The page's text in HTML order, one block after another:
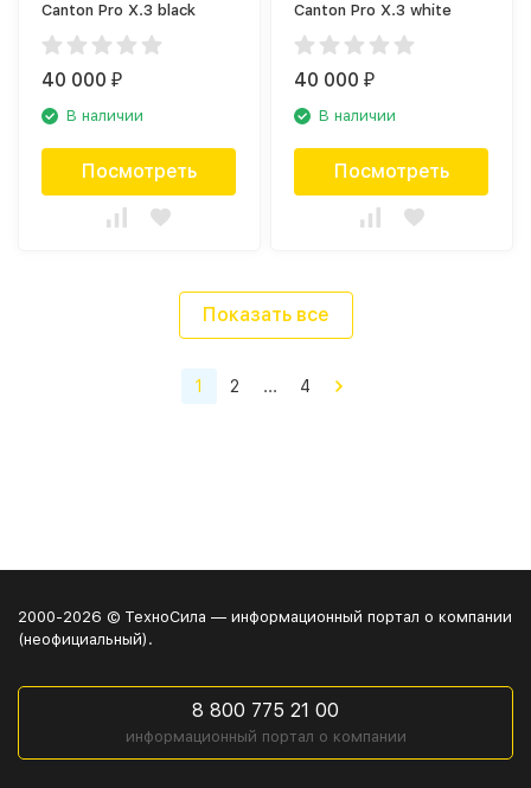
Canton Pro X.3 black
40 000₽
В наличии
Посмотреть
Canton Pro X.3 white
40 000₽
В наличии
Посмотреть
Показать все
1 2 ... 4
2000-2026 © ТехноСила — информационный портал о компании
(неофициальный).
8 800 775 21 00
информационный портал о компании